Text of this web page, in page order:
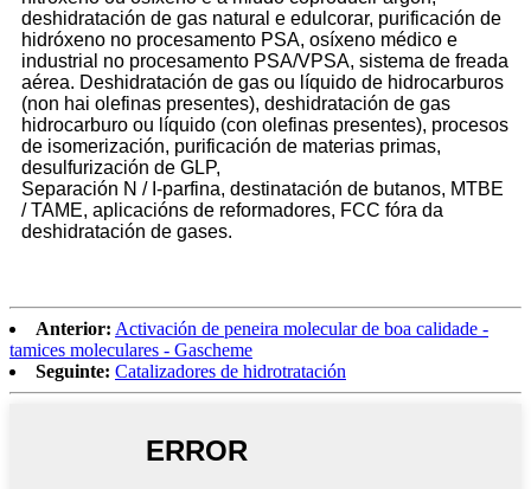
deshidratación de gas natural e edulcorar, purificación de
hidróxeno no procesamento PSA, osíxeno médico e
industrial no procesamento PSA/VPSA, sistema de freada
aérea. Deshidratación de gas ou líquido de hidrocarburos
(non hai olefinas presentes), deshidratación de gas
hidrocarburo ou líquido (con olefinas presentes), procesos
de isomerización, purificación de materias primas,
desulfurización de GLP,
Separación N / I-parfina, destinatación de butanos, MTBE
/ TAME, aplicacións de reformadores, FCC fóra da
deshidratación de gases.
Anterior: Activación de peneira molecular de boa calidade -
tamices moleculares - Gascheme
Seguinte: Catalizadores de hidrotratación